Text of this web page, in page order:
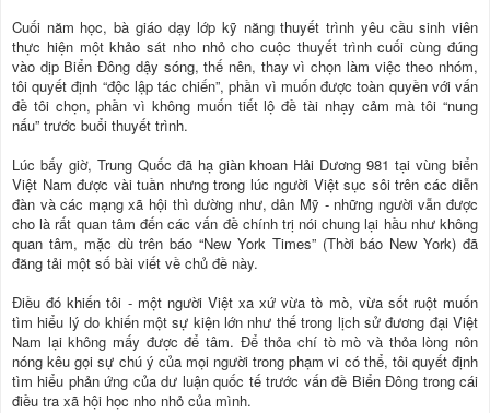
Cuối năm học, bà giáo dạy lớp kỹ năng thuyết trình yêu cầu sinh viên
thực hiện một khảo sát nho nhỏ cho cuộc thuyết trình cuối cùng đúng
vào dịp Biển Đông dậy sóng, thế nên, thay vì chọn làm việc theo nhóm,
tôi quyết định “độc lập tác chiến”, phần vì muốn được toàn quyền với vấn
đề tôi chọn, phần vì không muốn tiết lộ đề tài nhạy cảm mà tôi “nung
nấu” trước buổi thuyết trình.
Lúc bấy giờ, Trung Quốc đã hạ giàn khoan Hải Dương 981 tại vùng biển
Việt Nam được vài tuần nhưng trong lúc người Việt sục sôi trên các diễn
đàn và các mạng xã hội thì dường như, dân Mỹ - những người vẫn được
cho là rất quan tâm đến các vấn đề chính trị nói chung lại hầu như không
quan tâm, mặc dù trên báo “New York Times” (Thời báo New York) đã
đăng tải một số bài viết về chủ đề này.
Điều đó khiến tôi - một người Việt xa xứ vừa tò mò, vừa sốt ruột muốn
tìm hiểu lý do khiến một sự kiện lớn như thế trong lịch sử đương đại Việt
Nam lại không mấy được để tâm. Để thỏa chí tò mò và thỏa lòng nôn
nóng kêu gọi sự chú ý của mọi người trong phạm vi có thể, tôi quyết định
tìm hiểu phản ứng của dư luận quốc tế trước vấn đề Biển Đông trong cái
điều tra xã hội học nho nhỏ của mình.